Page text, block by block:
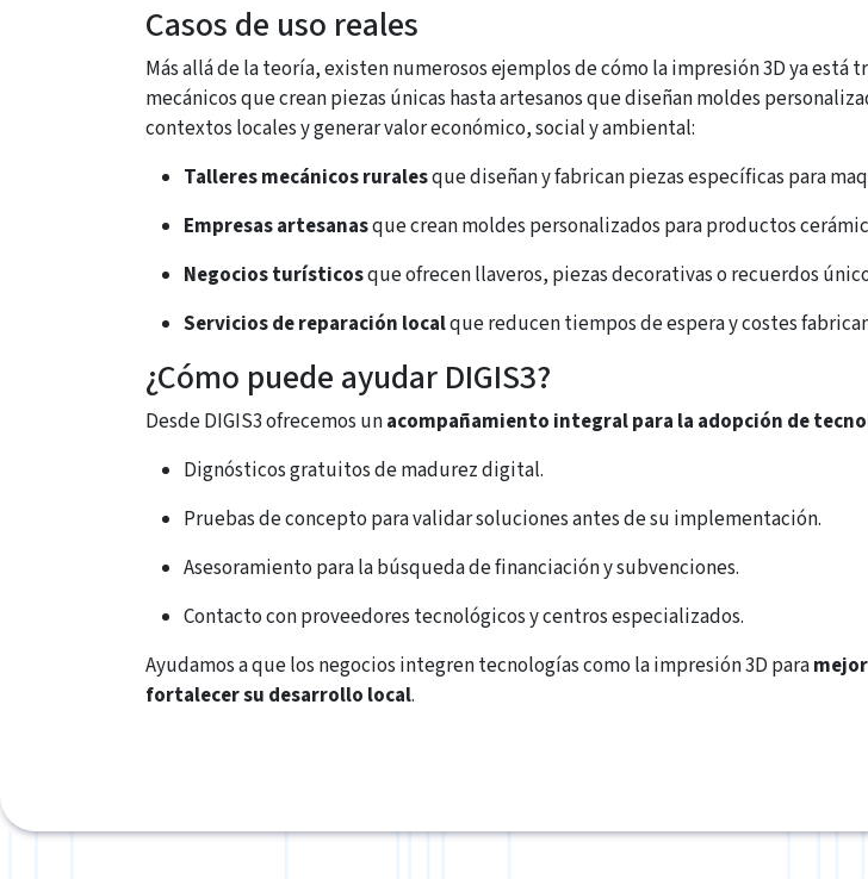
Casos de uso reales
Más allá de la teoría, existen numerosos ejemplos de cómo la impresión 3D ya
mecánicos que crean piezas únicas hasta artesanos que diseñan moldes
contextos locales y generar valor económico, social y ambiental:
Talleres mecánicos ruralesque diseñan y fabrican piezas específicas para
Empresas artesanasque crean moldes personalizados para productos
Negocios turísticosque ofrecen llaveros, piezas decorativas o recuerdos
Servicios de reparación localque reducen tiempos de espera y costes
¿Cómo puede ayudar DIGIS3?
Desde DIGIS3 ofrecemos unacompañamiento integral para la adopción de
Dignósticos gratuitos de madurez digital.
Pruebas de concepto para validar soluciones antes de su implementación.
Asesoramiento para la búsqueda de financiación y subvenciones.
Contacto con proveedores tecnológicos y centros especializados.
Ayudamos a que los negocios integren tecnologías como la impresión 3D para
fortalecer su desarrollo local.